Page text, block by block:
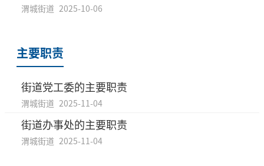
渭城街道 2025-10-06
主要职责
街道党工委的主要职责
渭城街道 2025-11-04
街道办事处的主要职责
渭城街道 2025-11-04